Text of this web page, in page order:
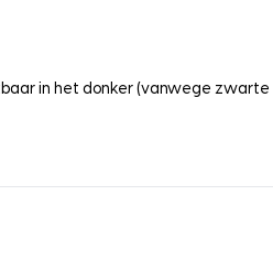
in het donker (vanwege zwarte